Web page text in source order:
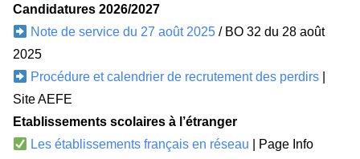
Candidatures 2026/2027
Note de service du 27 août 2025 / BO 32 du 28 août
2025
Procédure et calendrier de recrutement des perdirs
Site AEFE
Etablissements scolaires à l’étranger
Les établissements français en réseau | Page Info